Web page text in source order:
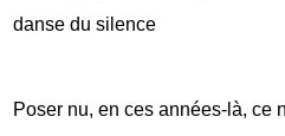
danse du silence
Poser nu, en ces années-là, ce